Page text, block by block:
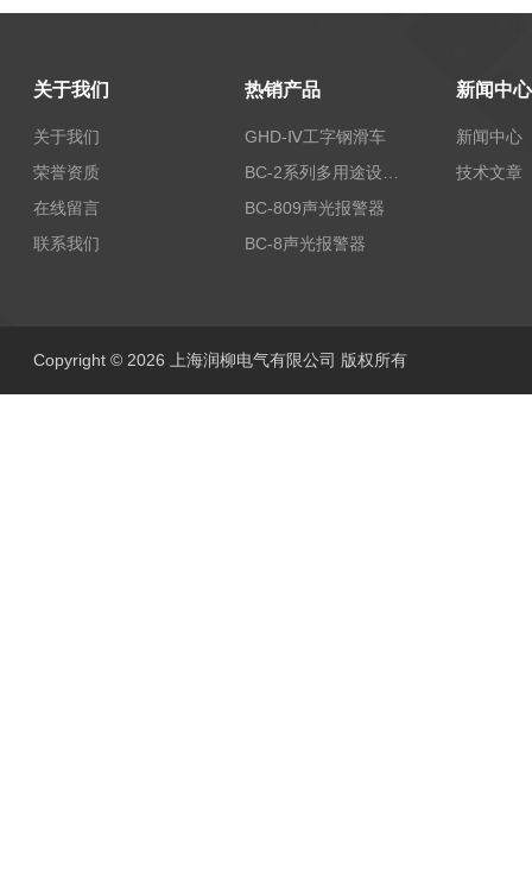
关于我们
关于我们
荣誉资质
在线留言
联系我们
热销产品
GHD-Ⅳ工字钢滑车
BC-809声光报警器
BC-8声光报警器
新闻中心
新闻中心
技术文章
Copyright © 2026 上海润柳电气有限公司 版权所有